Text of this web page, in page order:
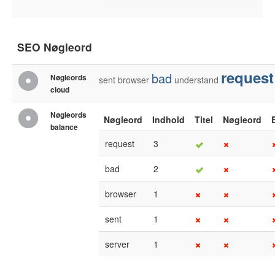
SEO Nøgleord
Nøgleords
cloud
sent browser bad understand request
Nøgleords
balance
Nøgleord Indhold Titel Nøgleord
request
3
bad 2
browser 1
sent 1
server 1